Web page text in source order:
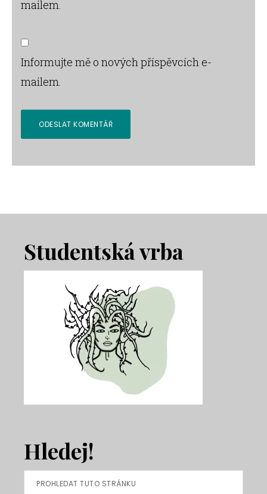
mailem.
Informujte mě o nových příspěvcích e-
mailem.
Footer
Studentská vrba
Hledej!
Prohledat